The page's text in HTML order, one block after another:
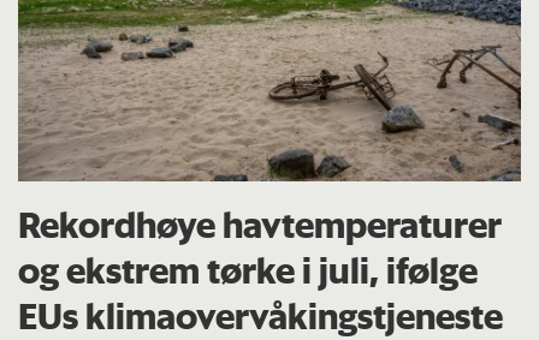
Rekordhøye havtemperaturer
og ekstrem tørke i juli, ifølge
EUs klima­overvåkings­tjeneste